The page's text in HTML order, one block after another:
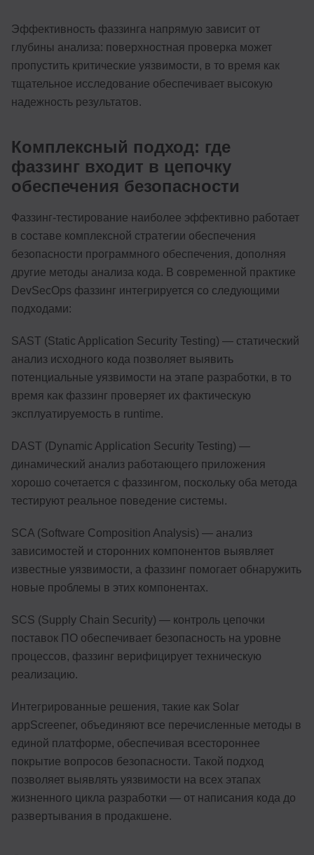
Эффективность фаззинга напрямую зависит от
глубины анализа: поверхностная проверка может
пропустить критические уязвимости, в то время как
тщательное исследование обеспечивает высокую
надежность результатов.
Комплексный подход: где
фаззинг входит в цепочку
обеспечения безопасности
Фаззинг-тестирование наиболее эффективно работает
в составе комплексной стратегии обеспечения
безопасности программного обеспечения, дополняя
другие методы анализа кода. В современной практике
DevSecOps фаззинг интегрируется со следующими
подходами:
SAST (Static Application Security Testing) — статический
анализ исходного кода позволяет выявить
потенциальные уязвимости на этапе разработки, в то
время как фаззинг проверяет их фактическую
эксплуатируемость в runtime.
DAST (Dynamic Application Security Testing) —
динамический анализ работающего приложения
хорошо сочетается с фаззингом, поскольку оба метода
тестируют реальное поведение системы.
SCA (Software Composition Analysis) — анализ
зависимостей и сторонних компонентов выявляет
известные уязвимости, а фаззинг помогает обнаружить
новые проблемы в этих компонентах.
SCS (Supply Chain Security) — контроль цепочки
поставок ПО обеспечивает безопасность на уровне
процессов, фаззинг верифицирует техническую
реализацию.
Интегрированные решения, такие как Solar
appScreener, объединяют все перечисленные методы в
единой платформе, обеспечивая всестороннее
покрытие вопросов безопасности. Такой подход
позволяет выявлять уязвимости на всех этапах
жизненного цикла разработки — от написания кода до
развертывания в продакшене.